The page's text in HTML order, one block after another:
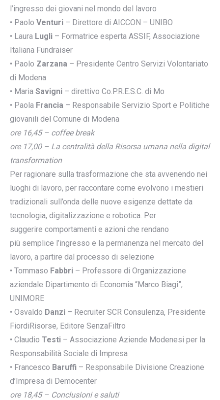
l’ingresso dei giovani nel mondo del lavoro
• Paolo Venturi – Direttore di AICCON – UNIBO
• Laura Lugli – Formatrice esperta ASSIF, Associazione
Italiana Fundraiser
• Paolo Zarzana – Presidente Centro Servizi Volontariato
di Modena
• Maria Savigni – direttivo Co.P.R.E.S.C. di Mo
• Paola Francia – Responsabile Servizio Sport e Politiche
giovanili del Comune di Modena
ore 16,45 – coffee break
ore 17,00 – La centralità della Risorsa umana nella digital
transformation
Per ragionare sulla trasformazione che sta avvenendo nei
luoghi di lavoro, per raccontare come evolvono i mestieri
tradizionali sull’onda delle nuove esigenze dettate da
tecnologia, digitalizzazione e robotica. Per
suggerire comportamenti e azioni che rendano
più semplice l’ingresso e la permanenza nel mercato del
lavoro, a partire dal processo di selezione
• Tommaso Fabbri – Professore di Organizzazione
aziendale Dipartimento di Economia “Marco Biagi”,
UNIMORE
• Osvaldo Danzi – Recruiter SCR Consulenza, Presidente
FiordiRisorse, Editore SenzaFiltro
• Claudio Testi – Associazione Aziende Modenesi per la
Responsabilità Sociale di Impresa
• Francesco Baruffi – Responsabile Divisione Creazione
d’Impresa di Democenter
ore 18,45 – Conclusioni e saluti